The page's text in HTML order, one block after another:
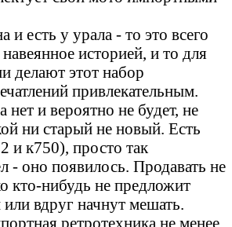
и есть у урала - то это всего
историей, и то для
делают этот набор
привлекательным.
нет и вероятно не будет, не
ни старый не новый. Есть
и к750), просто так
- оно появилось. Продавать не
кто-нибудь не предложит
вдруг начнут мешать.
ретротехника не менее